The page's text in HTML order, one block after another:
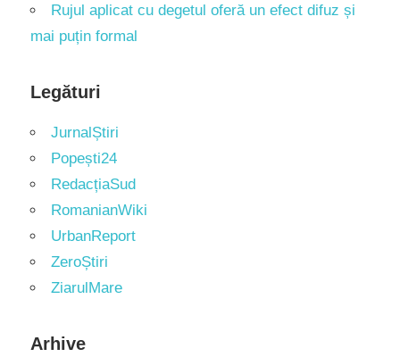
Rujul aplicat cu degetul oferă un efect difuz și
mai puțin formal
Legături
JurnalȘtiri
Popești24
RedacțiaSud
RomanianWiki
UrbanReport
ZeroȘtiri
ZiarulMare
Arhive